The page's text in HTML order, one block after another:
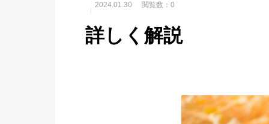
2024.01.30 閲覧数：0
詳しく解説